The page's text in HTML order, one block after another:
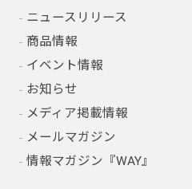
ニュースリリース
商品情報
イベント情報
お知らせ
メディア掲載情報
メールマガジン
情報マガジン『WAY』